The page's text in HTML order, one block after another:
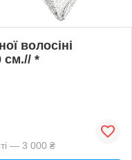
волосіні
см.// *
— 3 000 ₴